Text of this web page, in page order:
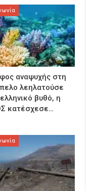
αναψυχής στη
λεηλατούσε
βυθό, η
κατέσχεσε…